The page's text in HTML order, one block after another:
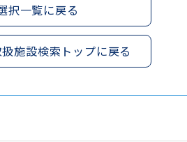
択一覧に戻る
施設検索トップに戻る